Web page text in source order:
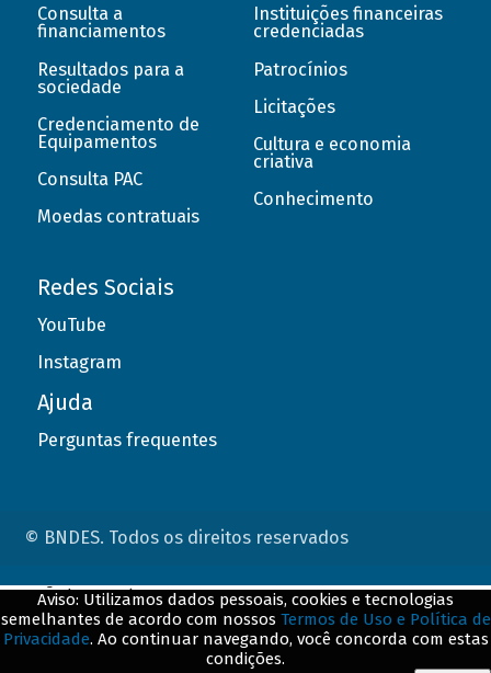
Consulta a
financiamentos
Resultados para a
sociedade
Credenciamento de
Equipamentos
Consulta PAC
Moedas contratuais
Instituições financeiras
credenciadas
Patrocínios
Licitações
Cultura e economia
criativa
Conhecimento
Redes Sociais
YouTube
Instagram
Ajuda
Perguntas frequentes
© BNDES. Todos os direitos reservados
Aviso: Utilizamos dados pessoais, cookies e tecnologias
semelhantes de acordo com nossos Termos de Uso e Política de
Privacidade. Ao continuar navegando, você concorda com estas
condições.
ConteÃºdo complementar
${title}${badge}